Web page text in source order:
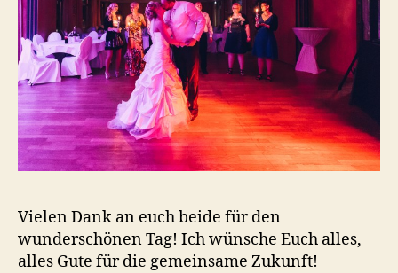
Vielen Dank an euch beide für den
wunderschönen Tag! Ich wünsche Euch alles,
alles Gute für die gemeinsame Zukunft!